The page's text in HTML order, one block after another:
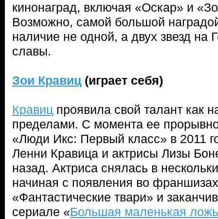
кинонаград, включая «Оскар» и
Возможно, самой большой
наличие не одной, а двух звезд на
славы.
Зои Кравиц(играет себя)
Кравиц проявила свой талант как
пределами. С момента ее
«Люди Икс: Первый класс» в 2011
Ленни Кравица и актрисы Лизы
назад. Актриса снялась в
начиная с появления во
«Фантастические твари» и
сериале «Большая маленькая ложь